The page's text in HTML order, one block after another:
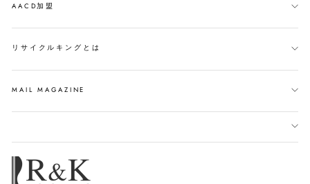
AACD加盟
リサイクルキングとは
MAIL MAGAZINE